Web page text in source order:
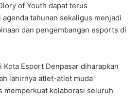
of Youth dapat terus
tahunan sekaligus menjadi
dan pengembangan esports di
Kota Esport Denpasar diharapkan
lahirnya atlet-atlet muda
memperkuat kolaborasi seluruh